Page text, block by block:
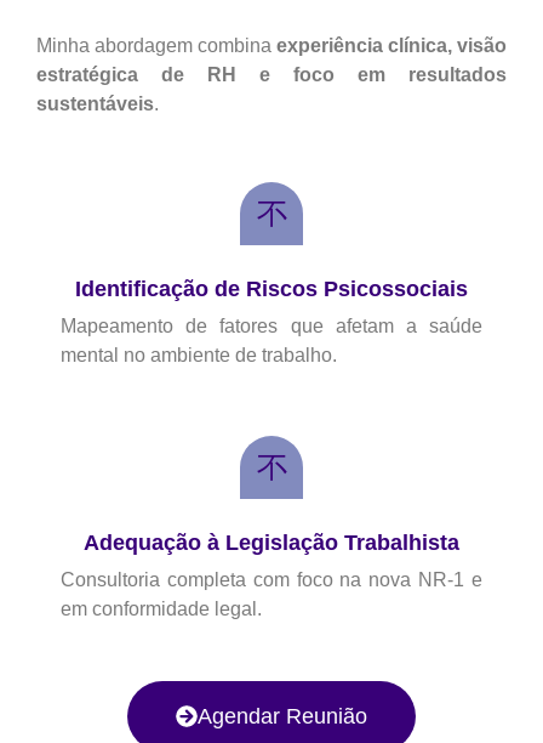
Minha abordagem combina experiência clínica, visão
estratégica de RH e foco em resultados
sustentáveis.
Identificação de Riscos Psicossociais
Mapeamento de fatores que afetam a saúde
mental no ambiente de trabalho.
Adequação à Legislação Trabalhista
Consultoria completa com foco na nova NR-1 e
em conformidade legal.
Agendar Reunião